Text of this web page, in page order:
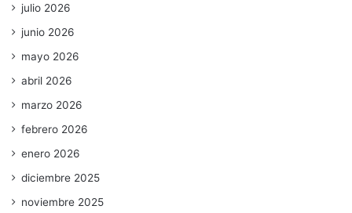
julio 2026
junio 2026
mayo 2026
abril 2026
marzo 2026
febrero 2026
enero 2026
diciembre 2025
noviembre 2025